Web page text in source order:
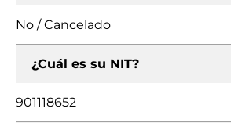
No / Cancelado
¿Cuál es su NIT?
901118652